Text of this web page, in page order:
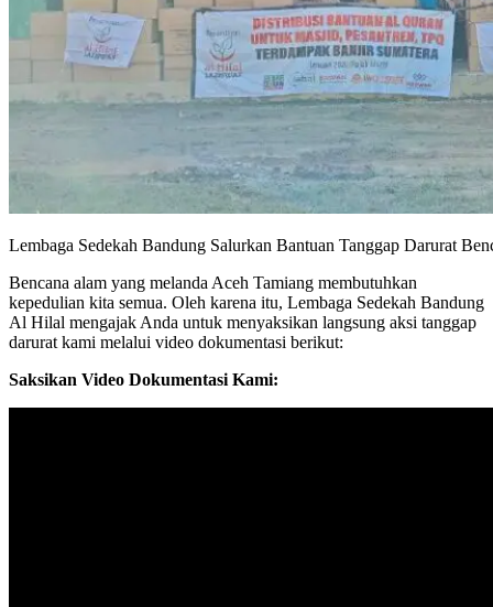
Lembaga Sedekah Bandung Salurkan Bantuan Tanggap Darurat
Bencana alam yang melanda Aceh Tamiang membutuhkan
kepedulian kita semua. Oleh karena itu, Lembaga Sedekah Bandung
Al Hilal mengajak Anda untuk menyaksikan langsung aksi tanggap
darurat kami melalui video dokumentasi berikut:
Saksikan Video Dokumentasi Kami: